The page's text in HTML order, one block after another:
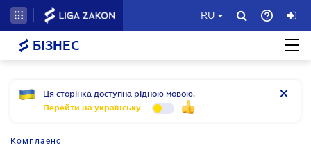
RU
БІЗНЕС
Ця сторінка доступна рідною мовою.
Перейти на українську
Комплаенс